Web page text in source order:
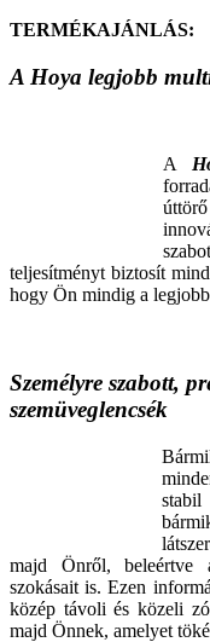
TERMÉKAJÁNLÁS:
A Hoya legjobb
A
teljesítményt biztosít
hogy Ön mindig a
Személyre szabott,
szemüveglencsék
stabil
majd Önről, beleértve
szokásait is. Ezen
közép távoli és közeli
majd Önnek, amelyet